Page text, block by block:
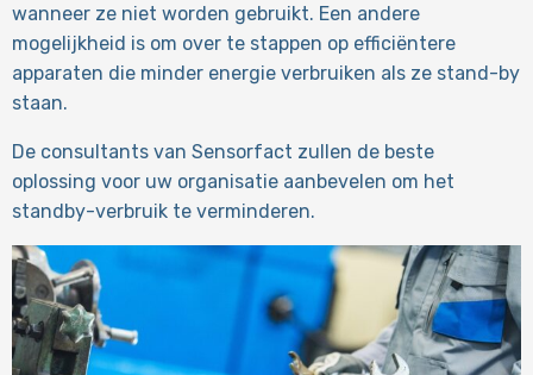
wanneer ze niet worden gebruikt. Een andere
mogelijkheid is om over te stappen op efficiëntere
apparaten die minder energie verbruiken als ze stand-by
staan.
De consultants van Sensorfact zullen de beste
oplossing voor uw organisatie aanbevelen om het
standby-verbruik te verminderen.